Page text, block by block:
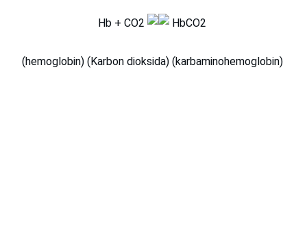
Hb + CO2 HbCO2
(hemoglobin) (Karbon dioksida) (karbaminohemoglobin)